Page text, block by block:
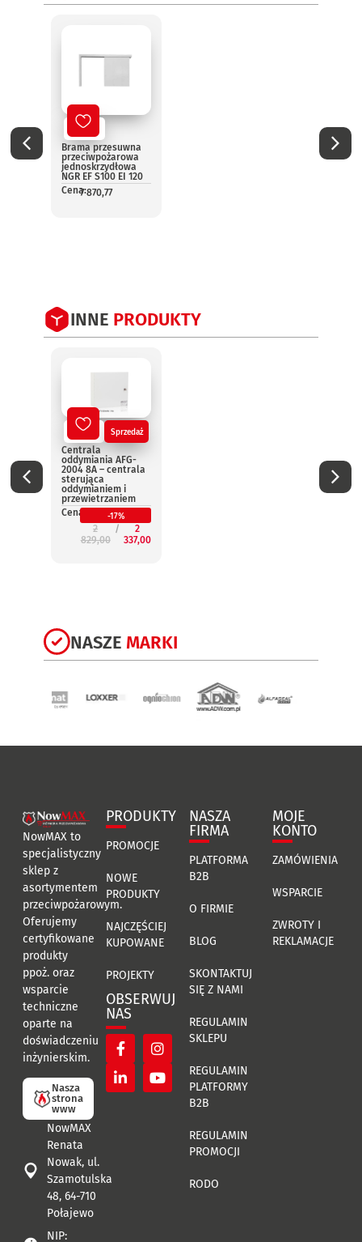
Nowy
Brama przesuwna
przeciwpożarowa
jednoskrzydłowa
NGR EF S100 EI 120
Cena:7 870,77
INNE PRODUKTY
Nowy Sprzedaż
Centrala
oddymiania AFG-
2004 8A – centrala
sterująca
oddymianiem i
przewietrzaniem
Cena:
-17%
2
829,00
2
337,00
NASZE MARKI
NowMAX to
specjalistyczny
sklep z
asortymentem
przeciwpożarowym.
Oferujemy
certyfikowane
produkty
ppoż. oraz
wsparcie
techniczne
oparte na
doświadczeniu
inżynierskim.
Nasza
strona
www
NowMAX
Renata
Nowak, ul.
Szamotulska
48, 64-710
Połajewo
NIP:
PRODUKTY
PROMOCJE
NOWE
PRODUKTY
NAJCZĘŚCIEJ
KUPOWANE
PROJEKTY
OBSERWUJ
NAS
NASZA
FIRMA
PLATFORMA
B2B
O FIRMIE
BLOG
SKONTAKTUJ
SIĘ Z NAMI
REGULAMIN
SKLEPU
REGULAMIN
PLATFORMY
B2B
REGULAMIN
PROMOCJI
RODO
MOJE
KONTO
ZAMÓWIENIA
WSPARCIE
ZWROTY I
REKLAMACJE